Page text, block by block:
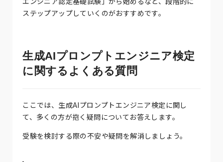
ステップアップしていくのがおすすめです。
生成AIプロンプトエンジニア検定
に関するよくある質問
ここでは、生成AIプロンプトエンジニア検定に関し
て、多くの方が抱く疑問についてお答えします。
受験を検討する際の不安や疑問を解消しましょう。